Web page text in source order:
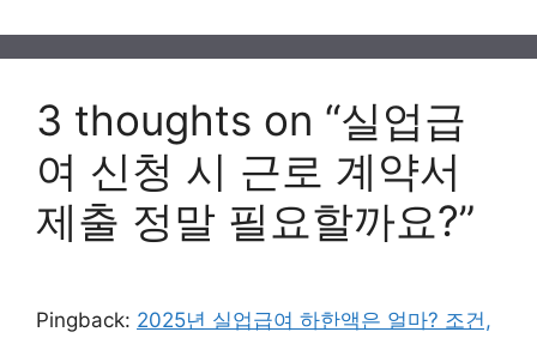
3 thoughts on “실업급
여 신청 시 근로 계약서
제출 정말 필요할까요?”
Pingback: 2025년 실업급여 하한액은 얼마? 조건,